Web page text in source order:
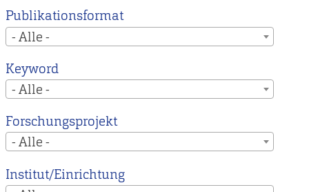
instead.
Publikationsformat
- Alle -
Keyword
- Alle -
Forschungsprojekt
- Alle -
Institut/Einrichtung